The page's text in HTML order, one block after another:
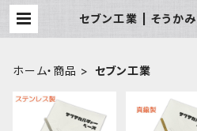
セブン工業 | そうか
ホーム・商品 セブン工業